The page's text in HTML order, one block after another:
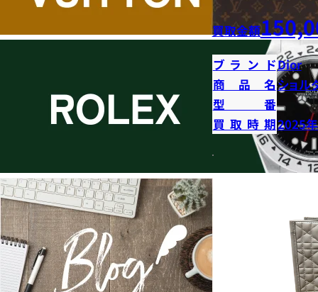
買取金額
ブランドDior
商品名ショル
型番
買取時期2025